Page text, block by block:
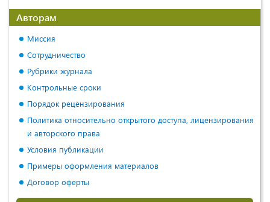
Авторам
Миссия
Сотрудничество
Рубрики журнала
Контрольные сроки
Порядок рецензирования
Политика относительно открытого доступа, лицензирования
и авторского права
Условия публикации
Примеры оформления материалов
Договор оферты